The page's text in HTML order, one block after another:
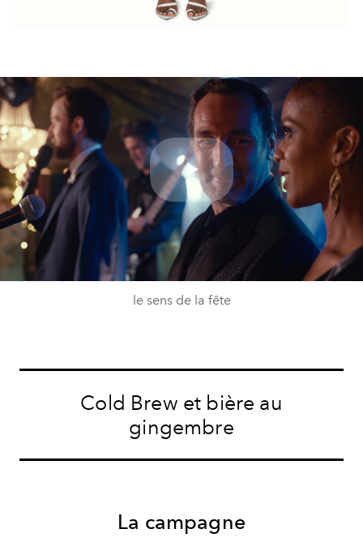
Play
Video
le sens de la fête
Cold Brew et bière au
gingembre
La campagne